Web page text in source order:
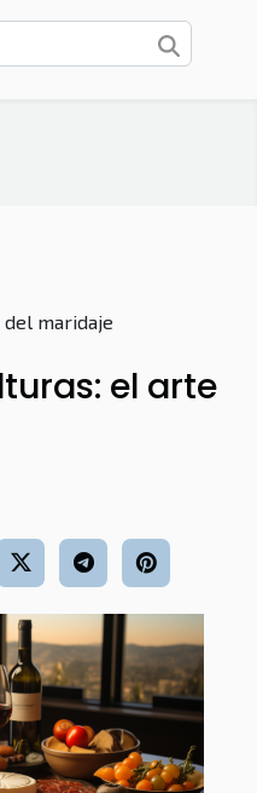
del maridaje
el arte